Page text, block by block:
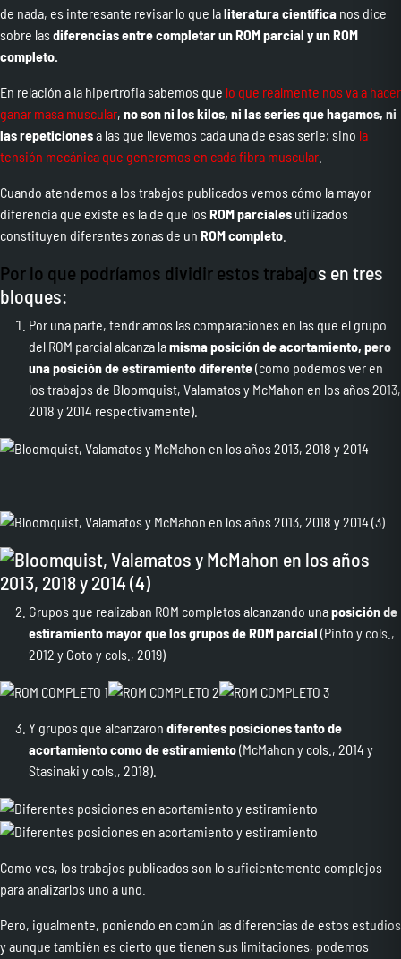
de nada, es interesante revisar lo que laliteratura científica nos dice
sobre lasdiferencias entre completar un ROM parcial y un ROM
completo.
En relación a la hipertrofia sabemos que lo que realmente nos va a hacer
ganar masa muscular, no son ni los kilos, ni las series que hagamos, ni
las repeticionesa las que llevemos cada una de esas serie; sino la
tensión mecánica que generemos en cada fibra muscular
Cuando atendemos a los trabajos publicados vemos cómo la mayor
diferencia que existe es la de que losROM parciales utilizados
constituyen diferentes zonas de un ROM completo
Por lo que podríamos dividir estos trabajos en tres
bloques:
Por una parte, tendríamos las comparaciones en las que el grupo
del ROM parcial alcanza lamisma posición de acortamiento, pero
una posición de estiramiento diferente(como podemos ver en
los trabajos de Bloomquist, Valamatos y McMahon en los años 2013,
2018 y 2014 respectivamente).
Grupos que realizaban ROM completos alcanzando unaposición de
estiramiento mayor que los grupos de ROM parcial (Pinto y cols.,
2012 y Goto y cols., 2019)
Y grupos que alcanzaron diferentes posiciones tanto de
acortamiento como de estiramiento(McMahon y cols., 2014 y
Stasinaki y cols., 2018).
Como ves, los trabajos publicados son lo suficientemente complejos
para analizarlos uno a uno.
Pero, igualmente, poniendo en común las diferencias de estos estudios
y aunque también es cierto que tienen sus limitaciones, podemos